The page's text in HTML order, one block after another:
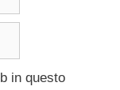
in questo